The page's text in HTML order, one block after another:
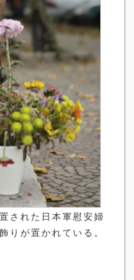
された日本軍慰安婦
りが置かれている。